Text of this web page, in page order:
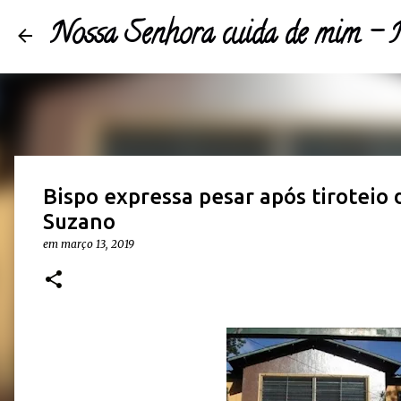
Nossa Senhora cuida de mim -
Bispo expressa pesar após
Suzano
em março 13, 2019